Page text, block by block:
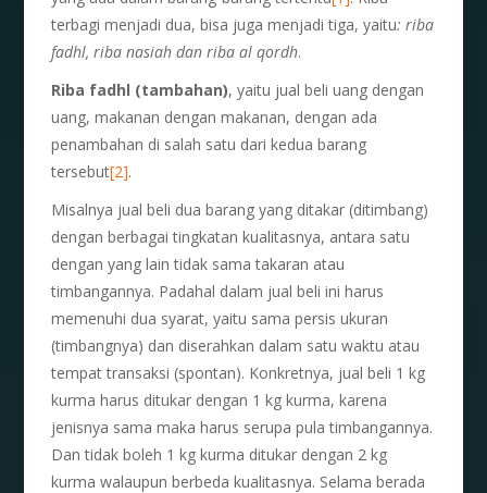
terbagi menjadi dua, bisa juga menjadi tiga, yaitu: riba
fadhl, riba nasiah dan riba al qordh.
Riba fadhl (tambahan), yaitu jual beli uang dengan
uang, makanan dengan makanan, dengan ada
penambahan di salah satu dari kedua barang
tersebut[2].
Misalnya jual beli dua barang yang ditakar (ditimbang)
dengan berbagai tingkatan kualitasnya, antara satu
dengan yang lain tidak sama takaran atau
timbangannya. Padahal dalam jual beli ini harus
memenuhi dua syarat, yaitu sama persis ukuran
(timbangnya) dan diserahkan dalam satu waktu atau
tempat transaksi (spontan). Konkretnya, jual beli 1 kg
kurma harus ditukar dengan 1 kg kurma, karena
jenisnya sama maka harus serupa pula timbangannya.
Dan tidak boleh 1 kg kurma ditukar dengan 2 kg
kurma walaupun berbeda kualitasnya. Selama berada